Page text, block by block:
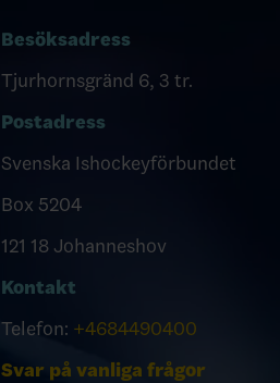
Besöksadress
Tjurhornsgränd 6, 3 tr.
Postadress
Svenska Ishockeyförbundet
Box 5204
121 18 Johanneshov
Kontakt
Telefon: +4684490400
Svar på vanliga frågor